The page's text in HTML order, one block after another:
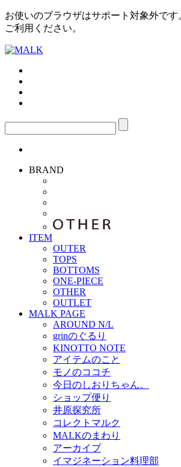
お使いのブラウザはサポート対象外で
ご利用ください。
BRAND
ITEM
OUTER
TOPS
BOTTOMS
ONE-PIECE
OTHER
OUTLET
MALK PAGE
AROUND N/L
grinのぐるり
KINOTTO NOTE
アイテムのこと
モノのココチ
今日のしおりちゃん。
ショップ便り
井原探究所
コレクトマルク
MALKのまわり
アーカイブ
イマジネーション料理部